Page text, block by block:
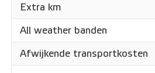
Extra km
All weather banden
Afwijkende transportkosten